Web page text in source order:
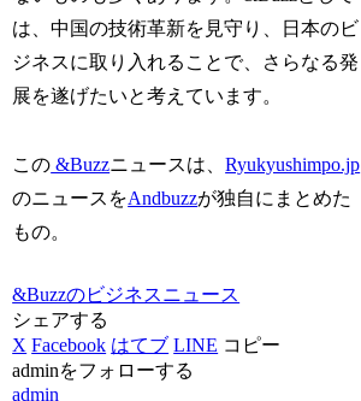
は、中国の技術革新を見守り、日本のビ
ジネスに取り入れることで、さらなる発
展を遂げたいと考えています。
この &Buzzニュースは、Ryukyushimpo.jp
のニュースをAndbuzzが独自にまとめた
もの。
&Buzzのビジネスニュース
シェアする
X Facebook はてブ LINE コピー
adminをフォローする
admin